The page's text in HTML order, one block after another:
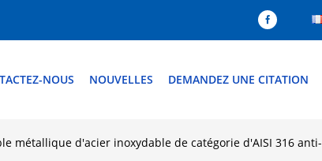
NOUS NOUVELLES DEMANDEZ UNE CITATION
métallique d'acier inoxydable de catégorie d'AISI 316 anti-